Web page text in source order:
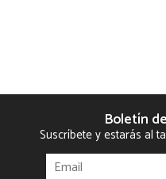
Boletín
Suscríbete y estarás al